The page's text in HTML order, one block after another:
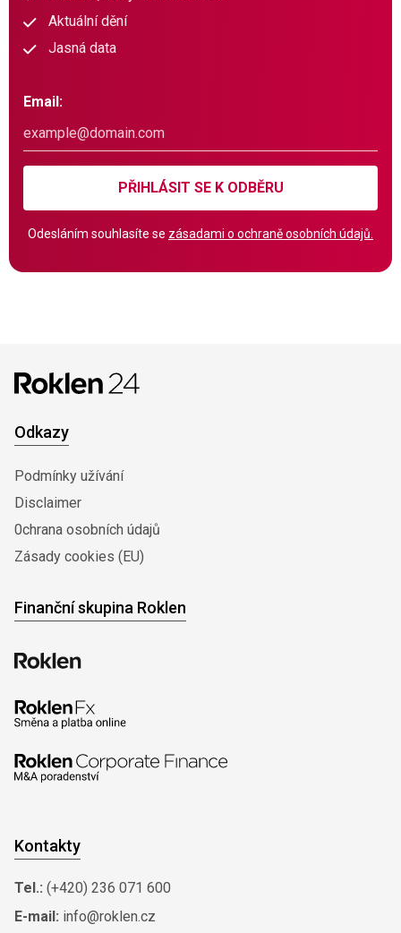
Aktuální dění
Jasná data
Email:
PŘIHLÁSIT SE K ODBĚRU
Odesláním souhlasíte se zásadami o ochraně osobních údajů.
Odkazy
Podmínky užívání
Disclaimer
0chrana osobních údajů
Zásady cookies (EU)
Finanční skupina Roklen
Kontakty
Tel.: (+420) 236 071 600
E-mail: info@roklen.cz